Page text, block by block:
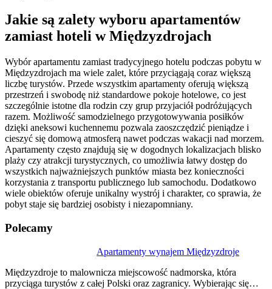
Jakie są zalety wyboru apartamentów
zamiast hoteli w Międzyzdrojach
Wybór apartamentu zamiast tradycyjnego hotelu podczas pobytu w
Międzyzdrojach ma wiele zalet, które przyciągają coraz większą
liczbę turystów. Przede wszystkim apartamenty oferują większą
przestrzeń i swobodę niż standardowe pokoje hotelowe, co jest
szczególnie istotne dla rodzin czy grup przyjaciół podróżujących
razem. Możliwość samodzielnego przygotowywania posiłków
dzięki aneksowi kuchennemu pozwala zaoszczędzić pieniądze i
cieszyć się domową atmosferą nawet podczas wakacji nad morzem.
Apartamenty często znajdują się w dogodnych lokalizacjach blisko
plaży czy atrakcji turystycznych, co umożliwia łatwy dostęp do
wszystkich najważniejszych punktów miasta bez konieczności
korzystania z transportu publicznego lub samochodu. Dodatkowo
wiele obiektów oferuje unikalny wystrój i charakter, co sprawia, że
pobyt staje się bardziej osobisty i niezapomniany.
Polecamy
Apartamenty wynajem Międzyzdroje
Międzyzdroje to malownicza miejscowość nadmorska, która
przyciąga turystów z całej Polski oraz zagranicy. Wybierając się…
wpisu